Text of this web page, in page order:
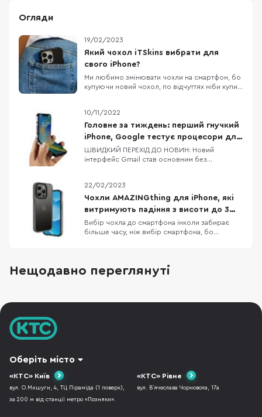
Огляди
19/02/2023
Який чохол iTSkins вибрати для
свого iPhone?
Ми любимо змінювати чохли на смартфон, бо
купуючи новий чохол, по відчуттях ніби купив
неймовірно різноманітний. Дивитися картинки
чохлів на сайті звісно приємно, але краще
подивитись на них вживу, тому сьогодні
потестимо к
10/11/2022
Головне за тиждень: перший гнучкий
iPhone, Google тестує процесори для
Pixel 8/8 Pro, флагманський процесор
від MediaTek
ШВИДКИЙ ПЕРЕХІД ДО НОВИН: Новий
інтерфейс Gmail став основним без
тестує процесори для Pixel 8 та Pixel 8 Pro
Офіційні верифіковані акаунти в Twitter
отримають відмітку Official Apple планує
скоротити фразу «Hi
22/02/2023
Чохли AMAZINGthing для iPhone, які
витримують падіння з висоти до 3
метрів
Вибір чохла до смартфона інколи забирає
більше часу, ніж вибір смартфона, бо
зарекомендувала як виробник якісних,
довговічних та красивих аксесуарів до iPhone
Нещодавно переглянуті
Оберіть місто
«КТС» Київ
вул. О.Мишуги, 4, ТЦ Піраміда (1 поверх),
за 200 м від станції метро «Позняки».
«КТС» Рівне
вул. В`ячеслава Чорновола, 17а